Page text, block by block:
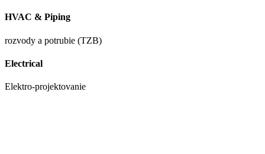
HVAC & Piping
rozvody a potrubie (TZB)
Electrical
Elektro-projektovanie